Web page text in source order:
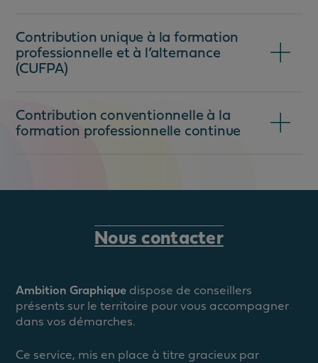
Contribution unique à la formation
professionnelle et à l’alternance
(CUFPA)
Contribution conventionnelle à la
formation professionnelle continue
Nous contacter
Ambition Graphique dispose de conseillers
présents sur le territoire pour vous accompagner
dans vos démarches.
Ce service, mis en place à titre gracieux par